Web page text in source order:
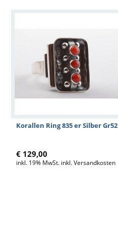
Korallen Ring 835 er Silber Gr52
€ 129,00
inkl. 19% MwSt. inkl. Versandkosten